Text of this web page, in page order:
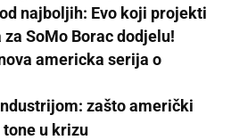
najboljih: Evo koji projekti
SoMo Borac dodjelu!
americka serija o
zašto američki
u krizu